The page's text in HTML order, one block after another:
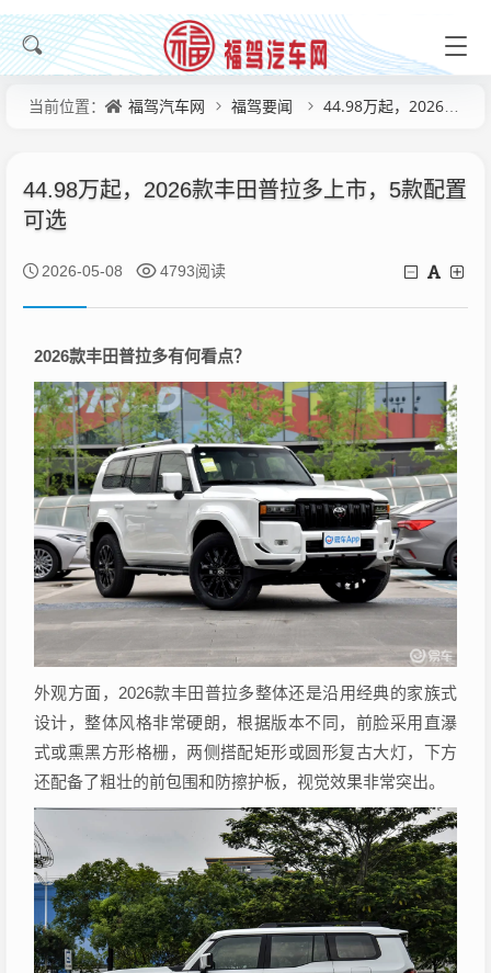
当前位置： 福驾汽车网 福驾要闻 44.98万起，2026款丰田普拉多上市，5款配置可选
44.98万起，2026款丰田普拉多上市，5款配置
可选
2026-05-08 4793阅读
2026款丰田普拉多有何看点？
外观方面，2026款丰田普拉多整体还是沿用经典的家族式
设计，整体风格非常硬朗，根据版本不同，前脸采用直瀑
式或熏黑方形格栅，两侧搭配矩形或圆形复古大灯，下方
还配备了粗壮的前包围和防擦护板，视觉效果非常突出。